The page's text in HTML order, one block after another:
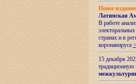
Новое
Латинская
В работе
странах и в
коронавируса
15 декабря